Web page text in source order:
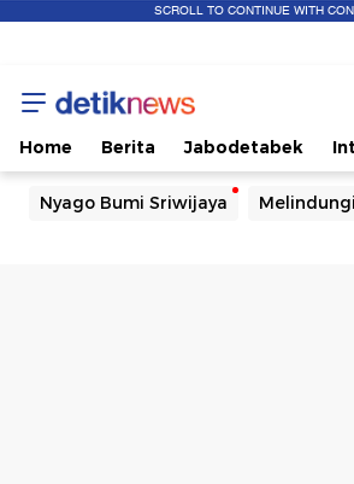
SCROLL TO CONTINUE WITH
Home Berita Jabodetabek
Nyago Bumi Sriwijaya